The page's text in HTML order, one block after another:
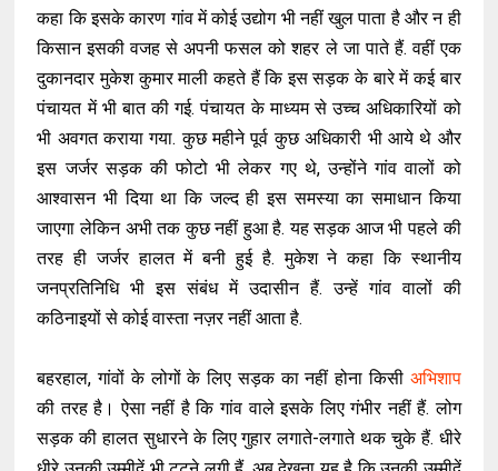
कहा कि इसके कारण गांव में कोई उद्योग भी नहीं खुल पाता है और न ही
किसान इसकी वजह से अपनी फसल को शहर ले जा पाते हैं. वहीं एक
दुकानदार मुकेश कुमार माली कहते हैं कि इस सड़क के बारे में कई बार
पंचायत में भी बात की गई. पंचायत के माध्यम से उच्च अधिकारियों को
भी अवगत कराया गया. कुछ महीने पूर्व कुछ अधिकारी भी आये थे और
इस जर्जर सड़क की फोटो भी लेकर गए थे, उन्होंने गांव वालों को
आश्वासन भी दिया था कि जल्द ही इस समस्या का समाधान किया
जाएगा लेकिन अभी तक कुछ नहीं हुआ है. यह सड़क आज भी पहले की
तरह ही जर्जर हालत में बनी हुई है. मुकेश ने कहा कि स्थानीय
जनप्रतिनिधि भी इस संबंध में उदासीन हैं. उन्हें गांव वालों की
कठिनाइयों से कोई वास्ता नज़र नहीं आता है.
बहरहाल, गांवों के लोगों के लिए सड़क का नहीं होना किसी अभिशाप
की तरह है। ऐसा नहीं है कि गांव वाले इसके लिए गंभीर नहीं हैं. लोग
सड़क की हालत सुधारने के लिए गुहार लगाते-लगाते थक चुके हैं. धीरे